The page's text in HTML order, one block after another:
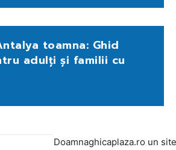
toamna: Ghid
adulți și familii cu
Doamnaghicaplaza.ro un site